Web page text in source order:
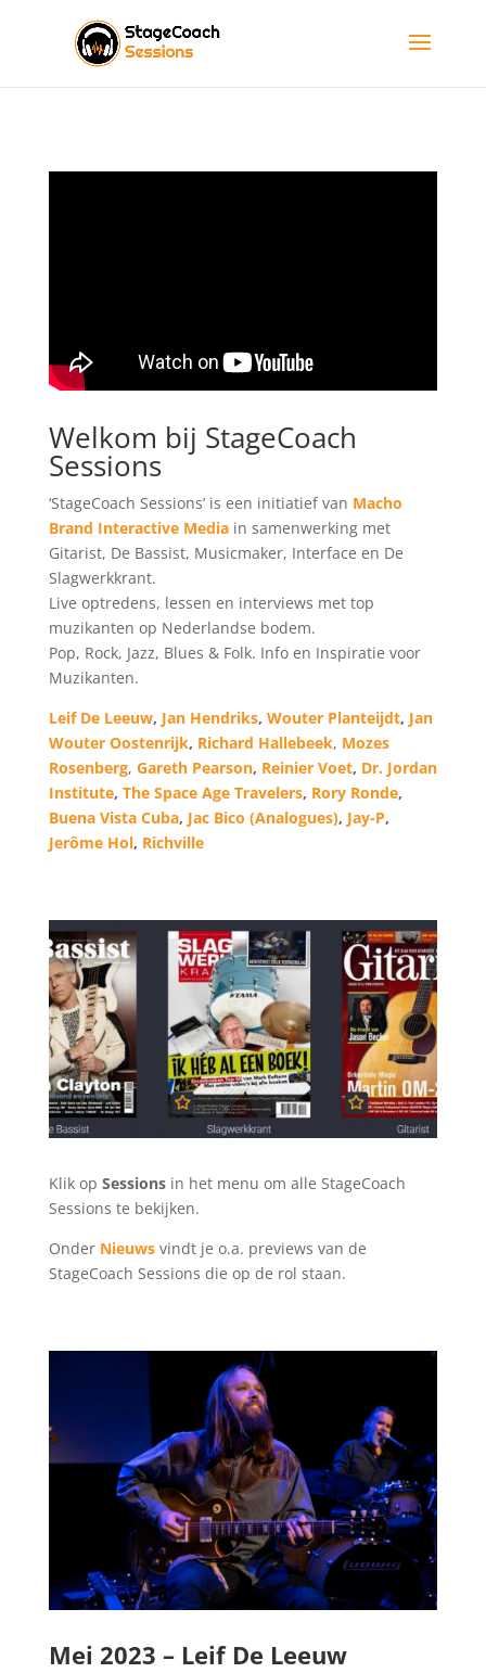
Welkom bij StageCoach
Sessions
‘StageCoach Sessions’ is een initiatief van Macho
Brand Interactive Mediain samenwerking met
Gitarist, De Bassist, Musicmaker, Interface en De
Slagwerkkrant.
Live optredens, lessen en interviews met top
muzikanten op Nederlandse bodem.
Pop, Rock, Jazz, Blues & Folk. Info en Inspiratie voor
Muzikanten.
Leif De Leeuw, Jan Hendriks, Wouter Planteijdt, Jan
Wouter Oostenrijk, Richard Hallebeek, Mozes
Rosenberg, Gareth Pearson, Reinier Voet, Dr. Jordan
Institute, The Space Age Travelers, Rory Ronde,
Buena Vista Cuba, Jac Bico (Analogues), Jay-P,
Jerôme Hol, Richville
Klik op Sessions in het menu om alle StageCoach
Sessions te bekijken.
Onder Nieuwsvindt je o.a. previews van de
StageCoach Sessions die op de rol staan.
Mei 2023 – Leif De Leeuw